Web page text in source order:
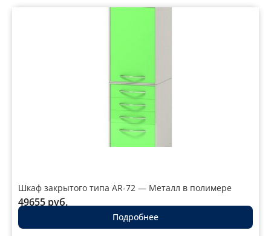
Шкаф закрытого типа AR-72 — Металл в полимере
49655 руб.
Подробнее